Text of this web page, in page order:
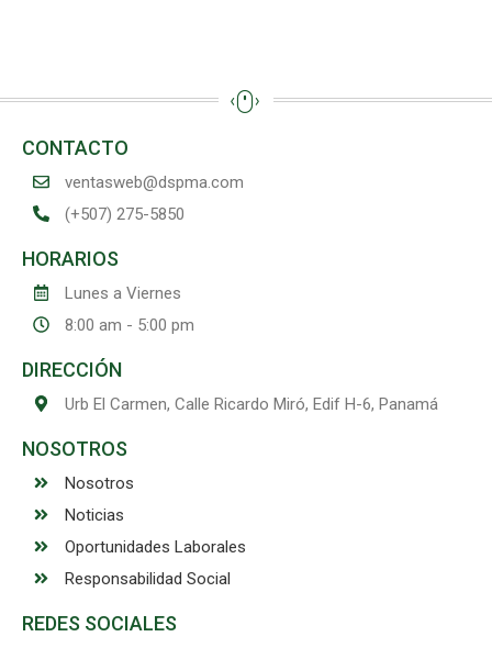
CONTACTO
ventasweb@dspma.com
(+507) 275-5850
HORARIOS
Lunes a Viernes
8:00 am - 5:00 pm
DIRECCIÓN
Urb El Carmen, Calle Ricardo Miró, Edif H-6, Panamá
NOSOTROS
Nosotros
Noticias
Oportunidades Laborales
Responsabilidad Social
REDES SOCIALES